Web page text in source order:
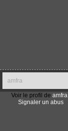
amfra
Voir le profil de amfra
Signaler un abus